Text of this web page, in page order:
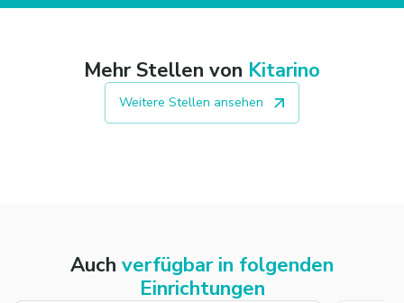
Mehr Stellen von Kitarino
Weitere Stellen ansehen
Auch verfügbar in folgenden
Einrichtungen